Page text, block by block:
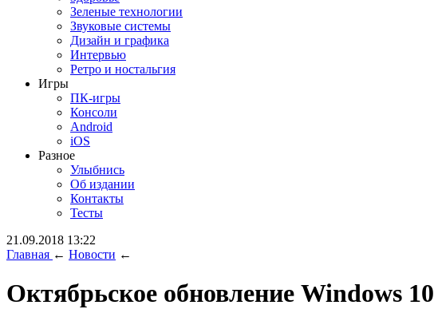
Зеленые технологии
Звуковые системы
Дизайн и графика
Интервью
Ретро и ностальгия
Игры
ПК-игры
Консоли
Android
iOS
Разное
Улыбнись
Об издании
Контакты
Тесты
21.09.2018 13:22
Главная ← Новости ←
Октябрьское обновление Windows